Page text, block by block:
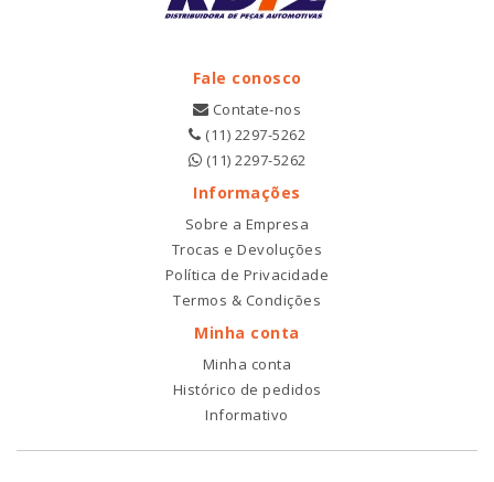
Fale conosco
Contate-nos
(11) 2297-5262
(11) 2297-5262
Informações
Sobre a Empresa
Trocas e Devoluções
Política de Privacidade
Termos & Condições
Minha conta
Minha conta
Histórico de pedidos
Informativo